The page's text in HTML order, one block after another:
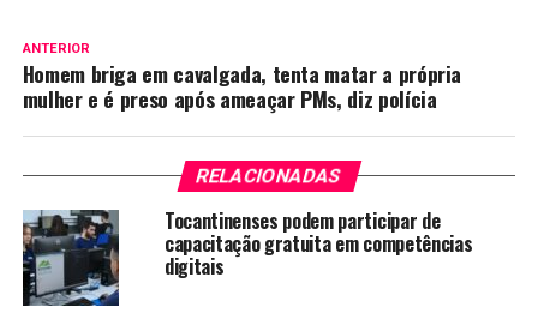
ANTERIOR
Homem briga em cavalgada, tenta matar a própria
mulher e é preso após ameaçar PMs, diz polícia
RELACIONADAS
Tocantinenses podem participar de
capacitação gratuita em competências
digitais